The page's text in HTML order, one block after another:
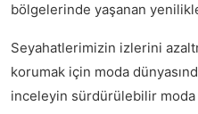
bölgelerinde yaşanan
Seyahatlerimizin izlerini
korumak için moda
inceleyin sürdürülebilir